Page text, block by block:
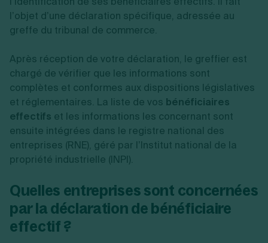
l’objet d’une déclaration spécifique, adressée au
greffe du tribunal de commerce.
Après réception de votre déclaration, le greffier est
chargé de vérifier que les informations sont
complètes et conformes aux dispositions législatives
et réglementaires. La liste de vos bénéficiaires
effectifs et les informations les concernant sont
ensuite intégrées dans le registre national des
entreprises (RNE), géré par l’Institut national de la
propriété industrielle (INPI).
Quelles entreprises sont concernées
par la déclaration de bénéficiaire
effectif ?